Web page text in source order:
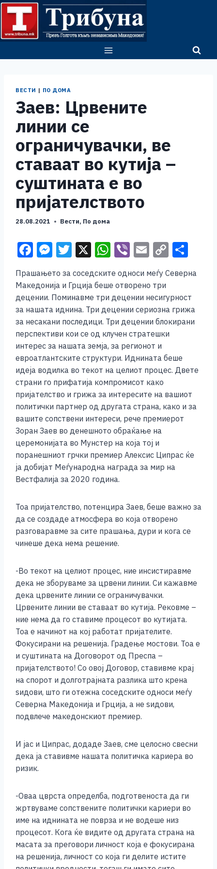
Skip
content
ВЕСТИ | ПО ДОМА
Заев: Црвените
линии се
ограничувачки, ве
ставаат во кутија –
суштината е во
пријателството
28.08.2021 Вести, По дома
F
c
e
b
o
o
k
M
ss
e
n
g
er
T
tt
er
X W
at
s
A
p
p
Vi
er
E
m
ai
l
C
o
p
y
Li
n
k
ar
e
Прашањето за соседските односи меѓу Северна
Македонија и Грција беше отворено три
децении. Поминавме три децении несигурност
за нашата иднина. Три децении сериозна грижа
за несакани последици. Три децении блокирани
перспективи кои се од клучен стратешки
интерес за нашата земја, за регионот и
евроатлантските структури. Иднината беше
идеја водилка во текот на целиот процес. Двете
страни го прифатија компромисот како
пријателство и грижа за интересите на вашиот
политички партнер од другата страна, како и за
вашите сопствени интереси, рече премиерот
Зоран Заев во денешното обраќање на
церемонијата во Мунстер на која тој и
поранешниот грчки премиер Алексис Ципрас ќе
ја добијат Меѓународна награда за мир на
Вестфалија за 2020 година.
Тоа пријателство, потенцира Заев, беше важно за
да се создаде атмосфера во која отворено
разговаравме за сите прашања, дури и кога се
чинеше дека нема решение.
-Во текот на целиот процес, ние инсистиравме
дека не зборуваме за црвени линии. Си кажавме
дека црвените линии се ограничувачки.
Црвените линии ве ставаат во кутија. Рековме –
ние нема да го ставиме процесот во кутијата.
Тоа е начинот на кој работат пријателите.
Фокусирани на решенија. Градење мостови. Тоа е
и суштината на Договорот од Преспа –
пријателството! Со овој Договор, ставивме крај
на спорот и долготрајната разлика што крена
ѕидови, што ги отежна соседските односи меѓу
Северна Македонија и Грција, а не sидови,
подвлече македонскиот премиер.
И јас и Ципрас, додаде Заев, сме целосно свесни
дека ја ставивме нашата политичка кариера во
ризик.
-Оваа цврста определба, подготвеноста да ги
жртвуваме сопствените политички кариери во
име на иднината не поврза и не водеше низ
процесот. Кога ќе видите од другата страна на
масата за преговори личност која е фокусирана
на решенија, личност со која ги делите истите